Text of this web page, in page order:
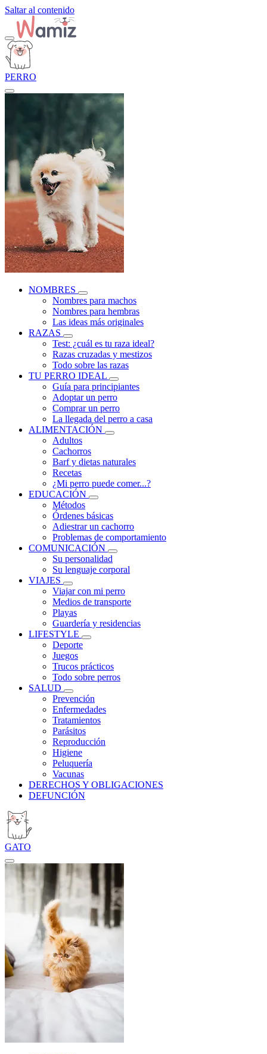
Saltar al contenido
PERRO
NOMBRES
Nombres para machos
Nombres para hembras
Las ideas más originales
RAZAS
Test: ¿cuál es tu raza ideal?
Razas cruzadas y mestizos
Todo sobre las razas
TU PERRO IDEAL
Guía para principiantes
Adoptar un perro
Comprar un perro
La llegada del perro a casa
ALIMENTACIÓN
Adultos
Cachorros
Barf y dietas naturales
Recetas
¿Mi perro puede comer...?
EDUCACIÓN
Métodos
Órdenes básicas
Adiestrar un cachorro
Problemas de comportamiento
COMUNICACIÓN
Su personalidad
Su lenguaje corporal
VIAJES
Viajar con mi perro
Medios de transporte
Playas
Guardería y residencias
LIFESTYLE
Deporte
Juegos
Trucos prácticos
Todo sobre perros
SALUD
Prevención
Enfermedades
Tratamientos
Parásitos
Reproducción
Higiene
Peluquería
Vacunas
DERECHOS Y OBLIGACIONES
DEFUNCIÓN
GATO